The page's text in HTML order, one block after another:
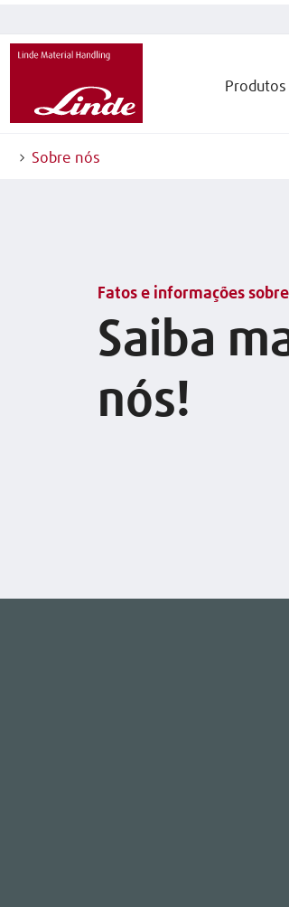
Produtos
Sobre nós
Fatos e informações
Saiba
nós!